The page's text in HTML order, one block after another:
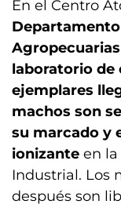
En el Centro
laboratorio de
ejemplares
machos son
su marcado y
ionizante en
Industrial. Los
después son